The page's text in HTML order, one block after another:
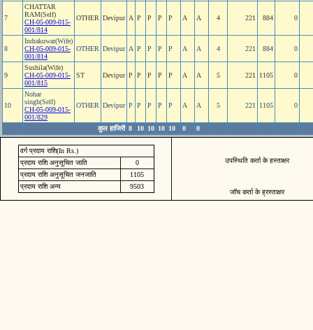
7
CHATTAR
RAM(Self)
CH-05-009-015-
001/814
OTHER Devipur A P P P P A A 4 221 884 0
8
Indrakuwar(Wife)
CH-05-009-015-
001/814
OTHER Devipur A P P P P A A 4 221 884 0
9
Sushila(Wife)
CH-05-009-015-
001/815
ST Devipur P P P P P A A 5 221 1105 0
10
Nohar
singh(Self)
CH-05-009-015-
001/829
OTHER Devipur P P P P P A A 5 221 1105 0
कुल हाजिरी 8 10 10 10 10 0 0
वर्ग प्रदाय राशि(In Rs.)
प्रदाय राशि अनुसूचित जाति
0
प्रदाय राशि अनुसूचित जनजाति
1105
प्रदाय राशि अन्य
9503
उपस्थिति कर्ता के हस्ताक्षर
जॉच कर्ता के ह्रस्ताक्षर